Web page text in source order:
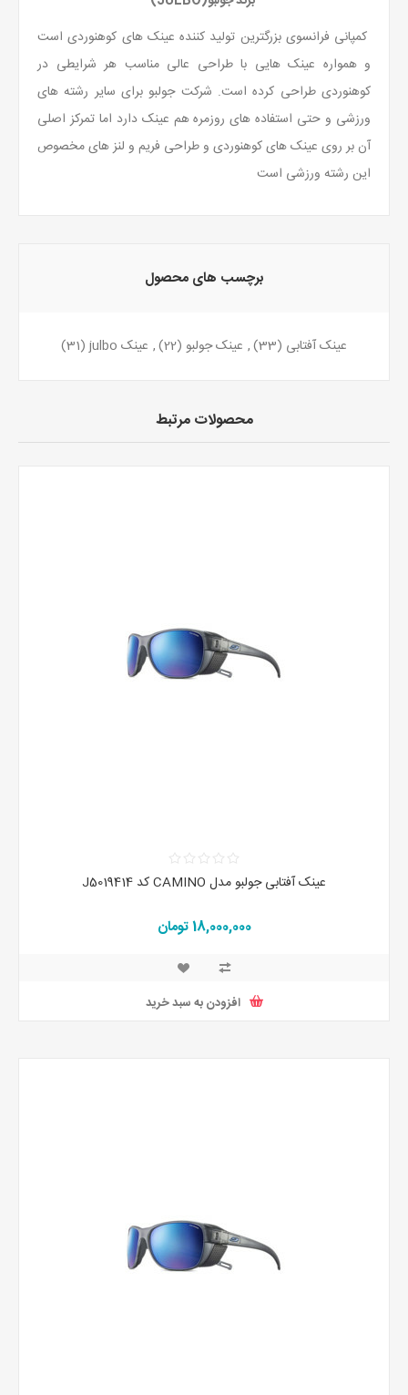
کمپانی فرانسوی بزرگترین تولید کننده عینک های کوهنوردی است
و همواره عینک هایی با طراحی عالی مناسب هر شرایطی در
کوهنوردی طراحی کرده است. شرکت جولبو برای سایر رشته های
ورزشی و حتی استفاده های روزمره هم عینک دارد اما تمرکز اصلی
آن بر روی عینک های کوهنوردی و طراحی فریم و لنز های مخصوص
این رشته ورزشی است
برچسب های محصول
عینک آفتابی (33)
, عینک جولبو (22)
, عینک julbo (31)
محصولات مرتبط
عینک آفتابی جولبو مدل CAMINO کد J5019414
18,000,000 تومان
افزودن به سبد خرید